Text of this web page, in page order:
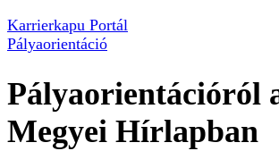
Karrierkapu Portál
Pályaorientáció
Pályaorientációról
Megyei Hírlapban